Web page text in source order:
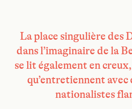
La place singulière des
dans l’imaginaire de la
se lit également en
qu’entretiennent avec
nationalistes